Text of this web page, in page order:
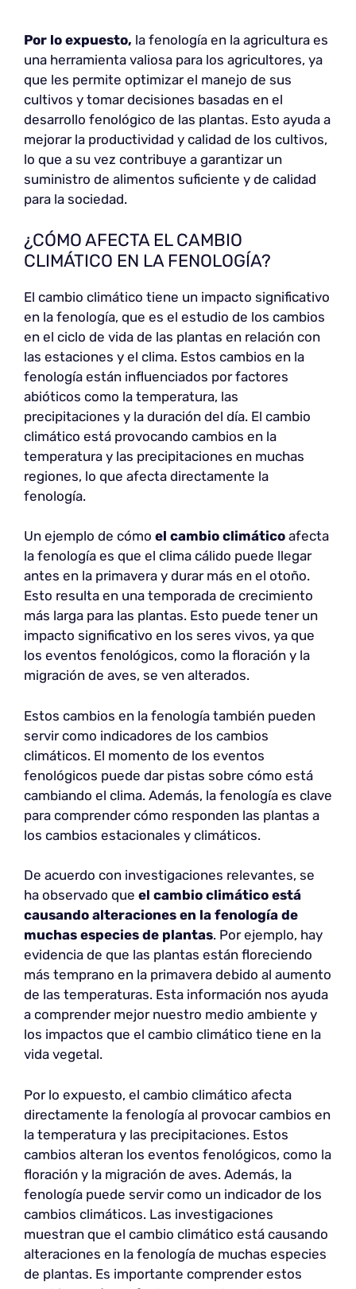
Por lo expuesto, la fenología en la agricultura es
una herramienta valiosa para los agricultores, ya
que les permite optimizar el manejo de sus
cultivos y tomar decisiones basadas en el
desarrollo fenológico de las plantas. Esto ayuda a
mejorar la productividad y calidad de los cultivos,
lo que a su vez contribuye a garantizar un
suministro de alimentos suficiente y de calidad
para la sociedad.
¿CÓMO AFECTA EL CAMBIO
CLIMÁTICO EN LA FENOLOGÍA?
El cambio climático tiene un impacto significativo
en la fenología, que es el estudio de los cambios
en el ciclo de vida de las plantas en relación con
las estaciones y el clima. Estos cambios en la
fenología están influenciados por factores
abióticos como la temperatura, las
precipitaciones y la duración del día. El cambio
climático está provocando cambios en la
temperatura y las precipitaciones en muchas
regiones, lo que afecta directamente la
fenología.
Un ejemplo de cómo el cambio climático afecta
la fenología es que el clima cálido puede llegar
antes en la primavera y durar más en el otoño.
Esto resulta en una temporada de crecimiento
más larga para las plantas. Esto puede tener un
impacto significativo en los seres vivos, ya que
los eventos fenológicos, como la floración y la
migración de aves, se ven alterados.
Estos cambios en la fenología también pueden
servir como indicadores de los cambios
climáticos. El momento de los eventos
fenológicos puede dar pistas sobre cómo está
cambiando el clima. Además, la fenología es clave
para comprender cómo responden las plantas a
los cambios estacionales y climáticos.
De acuerdo con investigaciones relevantes, se
ha observado que el cambio climático está
causando alteraciones en la fenología de
muchas especies de plantas. Por ejemplo, hay
evidencia de que las plantas están floreciendo
más temprano en la primavera debido al aumento
de las temperaturas. Esta información nos ayuda
a comprender mejor nuestro medio ambiente y
los impactos que el cambio climático tiene en la
vida vegetal.
Por lo expuesto, el cambio climático afecta
directamente la fenología al provocar cambios en
la temperatura y las precipitaciones. Estos
cambios alteran los eventos fenológicos, como la
floración y la migración de aves. Además, la
fenología puede servir como un indicador de los
cambios climáticos. Las investigaciones
muestran que el cambio climático está causando
alteraciones en la fenología de muchas especies
de plantas. Es importante comprender estos